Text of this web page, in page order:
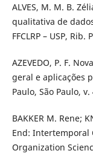
ALVES, M. M. B.
qualitativa de
FFCLRP – USP,
AZEVEDO, P. F.
geral e aplicações
Paulo, São Paulo,
BAKKER M. Rene;
End: Intertemporal
Organization